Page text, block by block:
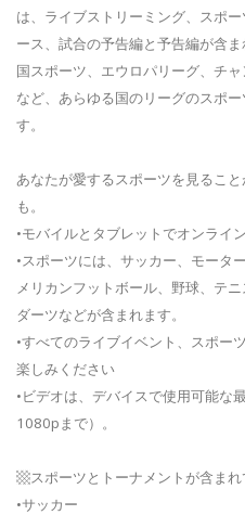
は、ライブストリーミング、スポ
ース、試合の予告編と予告編が含
国スポーツ、エウロパリーグ、チ
など、あらゆる国のリーグのスポ
す。
あなたが愛するスポーツを見るこ
も。
•モバイルとタブレットでオンライ
•スポーツには、サッカー、モータ
メリカンフットボール、野球、テ
ダーツなどが含まれます。
•すべてのライブイベント、スポー
楽しみください
•ビデオは、デバイスで使用可能な
1080pまで）。
▩スポーツとトーナメントが含まれ
•サッカー